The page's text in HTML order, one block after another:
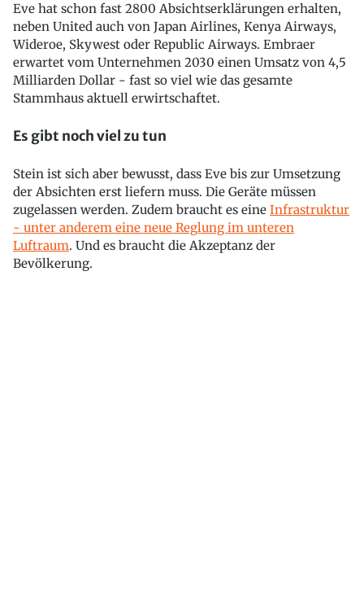
Eve hat schon fast 2800 Absichtserklärungen erhalten,
neben United auch von Japan Airlines, Kenya Airways,
Wideroe, Skywest oder Republic Airways. Embraer
erwartet vom Unternehmen 2030 einen Umsatz von 4,5
Milliarden Dollar - fast so viel wie das gesamte
Stammhaus aktuell erwirtschaftet.
Es gibt noch viel zu tun
Stein ist sich aber bewusst, dass Eve bis zur Umsetzung
der Absichten erst liefern muss. Die Geräte müssen
zugelassen werden. Zudem braucht es eine Infrastruktur
- unter anderem eine neue Reglung im unteren
Luftraum. Und es braucht die Akzeptanz der
Bevölkerung.